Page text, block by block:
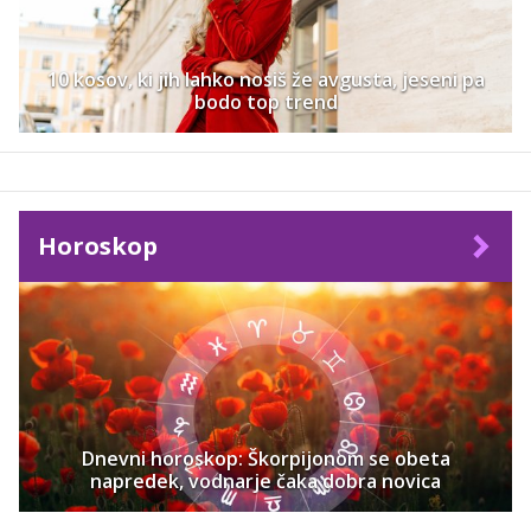
10 kosov, ki jih lahko nosiš že avgusta, jeseni pa
bodo top trend
Horoskop
Dnevni horoskop: Škorpijonom se obeta
napredek, vodnarje čaka dobra novica